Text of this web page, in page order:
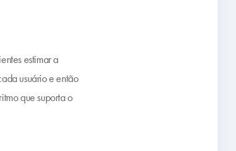
estimar a
usuário e então
que suporta o